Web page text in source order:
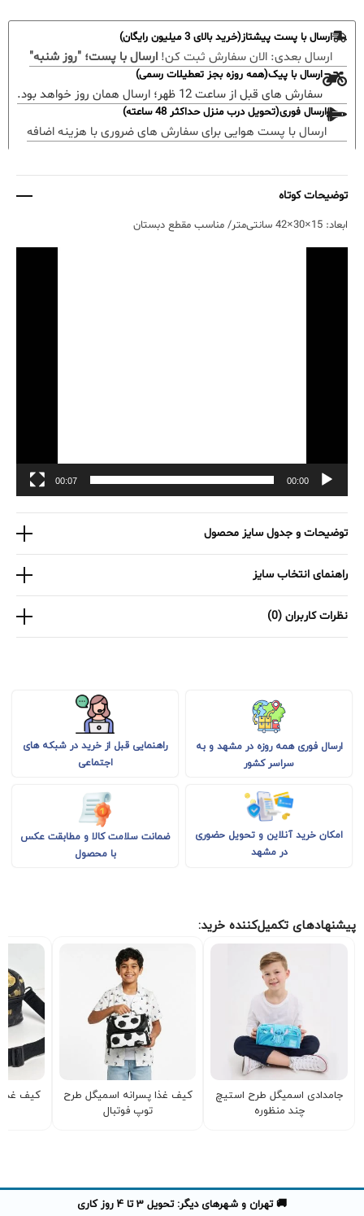
ارسال با پست پیشتاز(خرید بالای 3 میلیون رایگان)
ارسال بعدی: الان سفارش ثبت کن! ارسال با پست؛ "روز شنبه"
ارسال با پیک(همه روزه بجز تعطیلات رسمی)
سفارش های قبل از ساعت 12 ظهر؛ ارسال همان روز خواهد بود.
ارسال فوری(تحویل درب منزل حداکثر 48 ساعته)
ارسال با پست هوایی برای سفارش های ضروری با هزینه اضافه
توضیحات کوتاه
ابعاد: 15×30×42 سانتی‌متر/ مناسب مقطع دبستان
00:00
00:07
توضیحات و جدول سایز محصول
راهنمای انتخاب سایز
نظرات کاربران (0)
ارسال فوری همه روزه در مشهد و به
سراسر کشور
راهنمایی قبل از خرید در شبکه های
اجتماعی
امکان خرید آنلاین و تحویل حضوری
در مشهد
ضمانت سلامت کالا و مطابقت عکس
با محصول
پیشنهادهای تکمیل‌کننده خرید:
جامدادی اسمیگل طرح استیچ
چند منظوره
کیف غذا پسرانه اسمیگل طرح
توپ فوتبال
کیف غذا
🚚 تهران و شهرهای دیگر: تحویل 3 تا 4 روز کاری